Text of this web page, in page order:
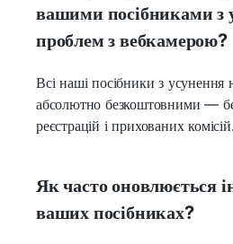
вашими посібниками з
проблем з вебкамерою?
Всі наші посібники з усунення
абсолютно безкоштовними —
реєстрацій і прихованих комісій.
Як часто оновлюється
ваших посібниках?